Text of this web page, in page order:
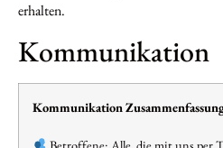
erhalten.
Kommunikation
Kommunikation